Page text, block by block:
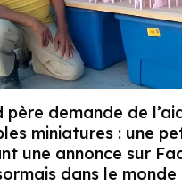
père demande de
miniatures : une
une annonce sur
dans le monde